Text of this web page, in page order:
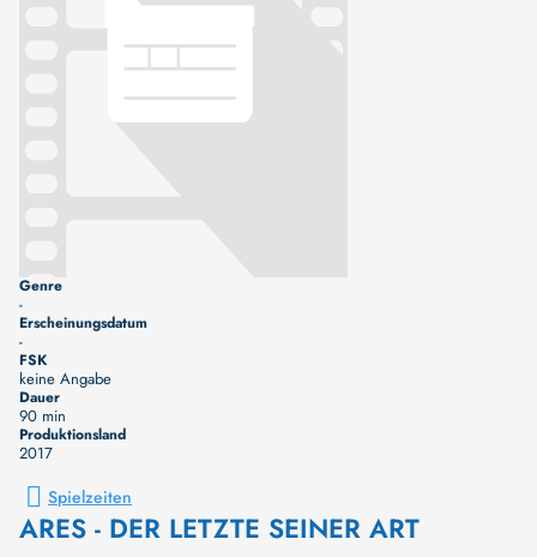
Genre
-
Erscheinungsdatum
-
FSK
keine Angabe
Dauer
90 min
Produktionsland
2017
Spielzeiten
ARES - DER LETZTE SEINER ART